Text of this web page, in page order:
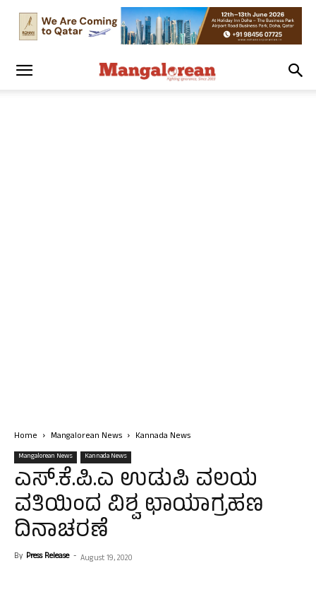
Home Mangalorean News Kannada News
Mangalorean News Kannada News
ಎಸ್.ಕೆ.ಪಿ.ಎ ಉಡುಪಿ ವಲಯ
ವತಿಯಿಂದ ವಿಶ್ವ ಛಾಯಾಗ್ರಹಣ
ದಿನಾಚರಣೆ
By Press Release - August 19, 2020